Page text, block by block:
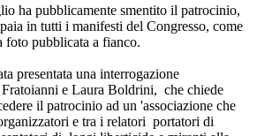
ha pubblicamente smentito il patrocinio,
in tutti i manifesti del Congresso, come
foto pubblicata a fianco.
presentata una interrogazione
e Laura Boldrini, che chiede
il patrocinio ad un 'associazione che
e tra i relatori portatori di